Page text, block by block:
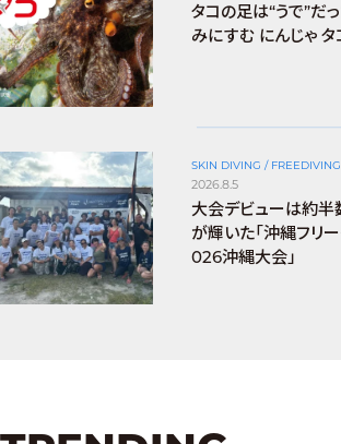
タコの足は“うで”だ
みにすむ にんじゃ
SKIN DIVING / FREEDIVING
2026.8.5
大会デビューは約半
が輝いた「沖縄フリ
026沖縄大会」